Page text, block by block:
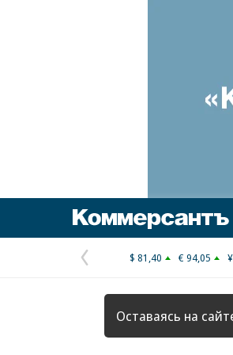
Предыдущая
страница
$ 81,40 € 94,05
Оставаясь на